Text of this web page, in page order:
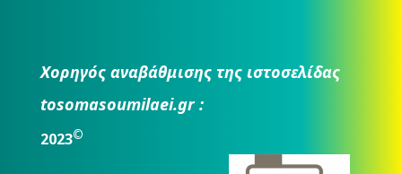
Χορηγός αναβάθμισης της ιστοσελίδας
tosomasoumilaei.gr :
2023©